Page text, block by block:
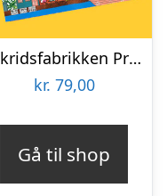
Lakridsfabrikken Premiumlakrids – Copenhagen
kr. 79,00
Gå til shop